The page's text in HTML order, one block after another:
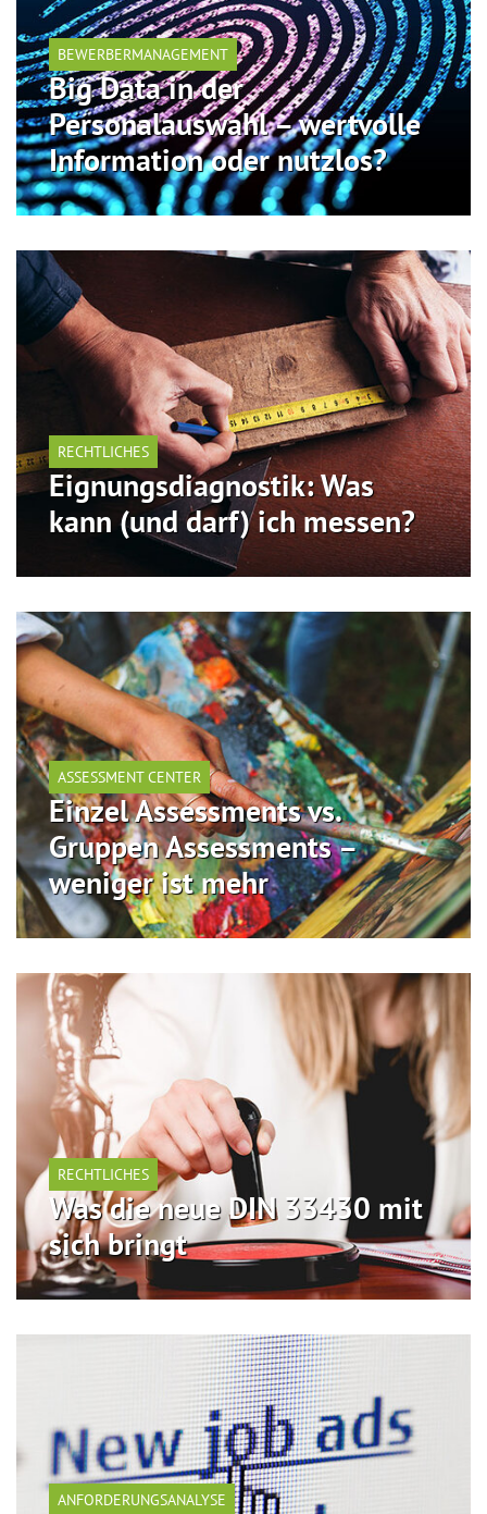
BEWERBERMANAGEMENT
Big Data in der
Personalauswahl – wertvolle
Information oder nutzlos?
RECHTLICHES
Eignungsdiagnostik: Was
kann (und darf) ich messen?
ASSESSMENT CENTER
Einzel Assessments vs.
Gruppen Assessments –
weniger ist mehr
RECHTLICHES
Was die neue DIN 33430 mit
sich bringt
ANFORDERUNGSANALYSE